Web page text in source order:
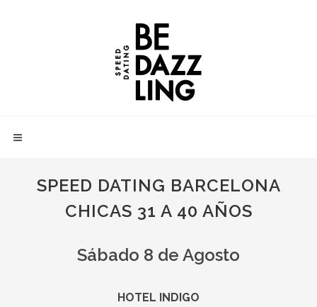
SPEED DATING BARCELONA
CHICAS 31 A 40 AÑOS
Sábado 8 de Agosto
HOTEL INDIGO